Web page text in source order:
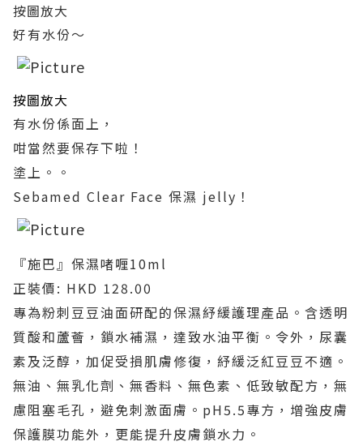
按圖放大
好有水份～
按圖放大
有水份係面上，
咁當然要保存下啦！
塗上。。
Sebamed Clear Face 保濕 jelly！
『施巴』保濕啫喱10ml
正裝價: HKD 128.00
專為粉刺豆豆油面研配的保濕紓緩護理產品。含透明
質酸和蘆薈，鎖水補濕，達致水油平衡。令外，尿囊
素及泛醇，加促受損肌膚修復，紓緩泛紅豆豆不適。
無油、無乳化劑、無香料、無色素、低致敏配方，無
慮阻塞毛孔，避免刺激面膚。pH5.5專方，增強皮膚
保護膜功能外，更能提升皮膚鎖水力。